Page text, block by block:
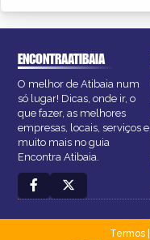
ENCONTRAATIBAIA
O melhor de Atibaia num
só lugar! Dicas, onde ir, o
que fazer, as melhores
empresas, locais, serviços e
muito mais no guia
Encontra Atibaia.
Termos|